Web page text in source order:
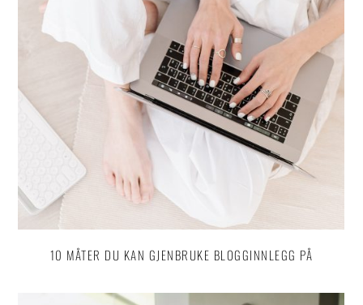
10 MÅTER DU KAN GJENBRUKE BLOGGINNLEGG PÅ